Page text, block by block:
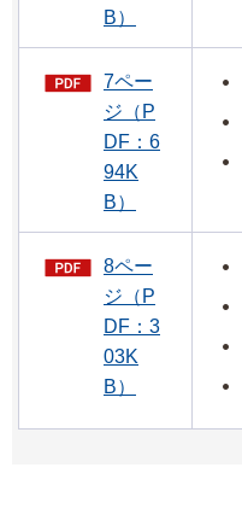
B）
7ペー
ジ（P
DF：6
94K
B）
8ペー
ジ（P
DF：3
03K
B）